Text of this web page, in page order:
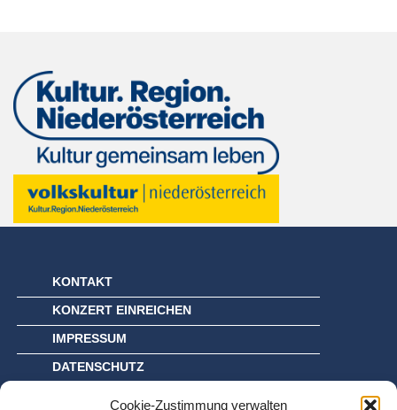
Cookie-Zustimmung verwalten
KONTAKT
KONZERT EINREICHEN
IMPRESSUM
DATENSCHUTZ